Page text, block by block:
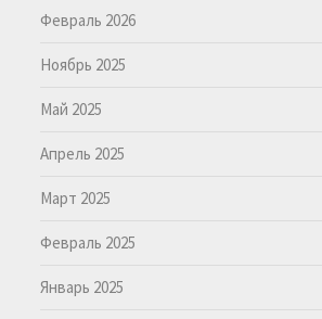
Февраль 2026
Ноябрь 2025
Май 2025
Апрель 2025
Март 2025
Февраль 2025
Январь 2025